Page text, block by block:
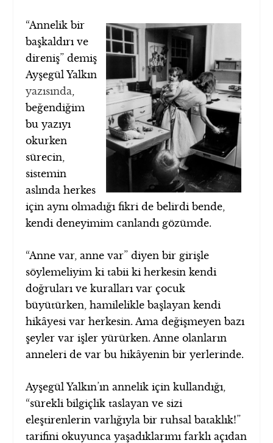
“Annelik bir
başkaldırı ve
direniş” demiş
Ayşegül Yalkın
yazısında,
beğendiğim
bu yazıyı
okurken
sürecin,
sistemin
aslında herkes
için aynı olmadığı fikri de belirdi bende,
kendi deneyimim canlandı gözümde.
“Anne var, anne var” diyen bir girişle
söylemeliyim ki tabii ki herkesin kendi
doğruları ve kuralları var çocuk
büyütürken, hamilelikle başlayan kendi
hikâyesi var herkesin. Ama değişmeyen bazı
şeyler var işler yürürken. Anne olanların
anneleri de var bu hikâyenin bir yerlerinde.
Ayşegül Yalkın’ın annelik için kullandığı,
“sürekli bilgiçlik taslayan ve sizi
eleştirenlerin varlığıyla bir ruhsal bataklık!”
tarifini okuyunca yaşadıklarımı farklı açıdan